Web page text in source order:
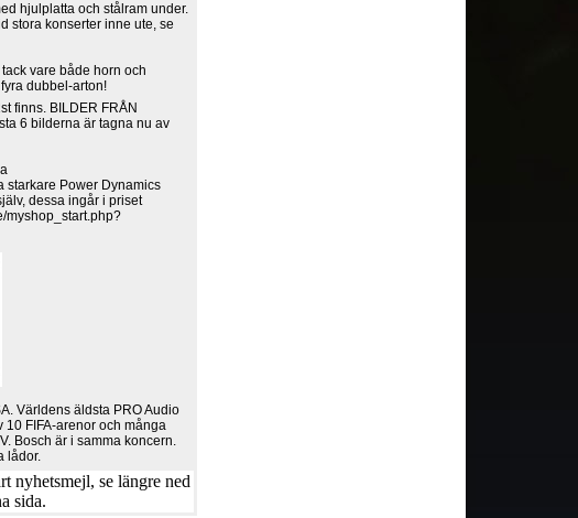
hjulplatta och stålram under.
stora konserter inne ute, se
vare både horn och
dubbel-arton!
finns. BILDER FRÅN
6 bilderna är tagna nu av
starkare Power Dynamics
dessa ingår i priset
myshop_start.php?
Världens äldsta PRO Audio
10 FIFA-arenor och många
Bosch är i samma koncern.
lådor.
nyhetsmejl, se längre ned
sida.